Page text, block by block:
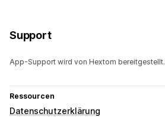
Support
App-Support wird von Hextom bereitgestellt.
Ressourcen
Datenschutzerklärung